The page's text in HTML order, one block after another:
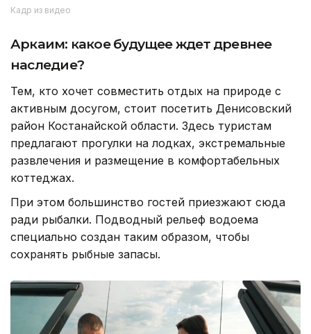
Кадр из видео
Аркаим: какое будущее ждет древнее
наследие?
Тем, кто хочет совместить отдых на природе с
активным досугом, стоит посетить Денисовский
район Костанайской области. Здесь туристам
предлагают прогулки на лодках, экстремальные
развлечения и размещение в комфортабельных
коттеджах.
При этом большинство гостей приезжают сюда
ради рыбалки. Подводный рельеф водоема
специально создан таким образом, чтобы
сохранять рыбные запасы.